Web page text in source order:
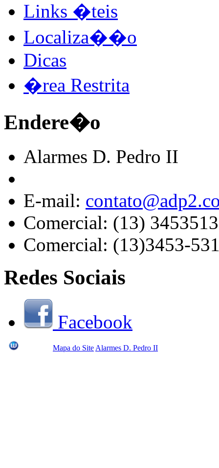
Links �teis
Localiza��o
Dicas
�rea Restrita
Endere�o
Alarmes D. Pedro II
E-mail:
Comercial: (13)
Comercial: (13)3453-
Redes Sociais
Facebook
Mapa do Site Alarmes D. Pedro II